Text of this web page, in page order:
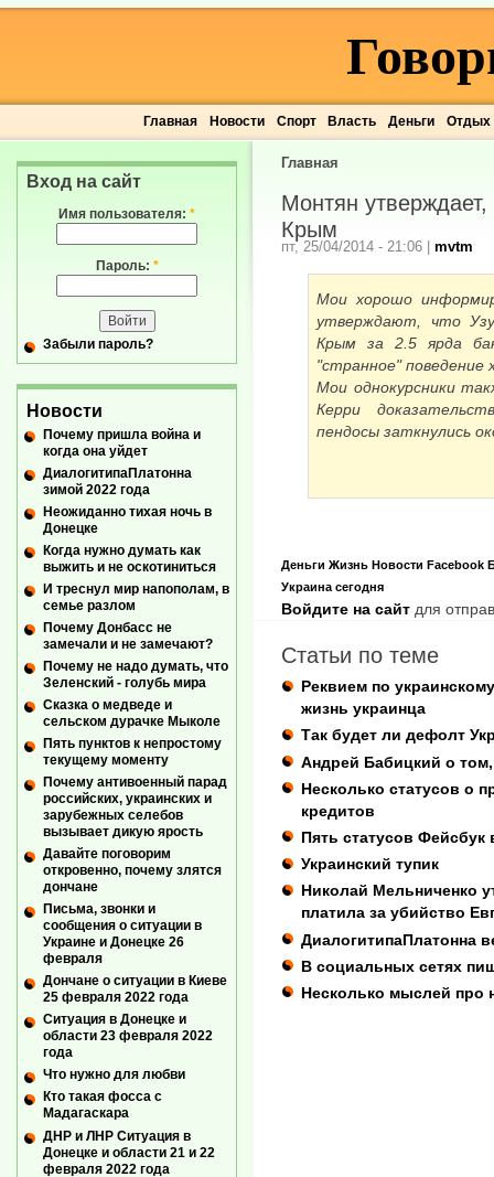
Главная Новости Спорт Власть Деньги Отдых
Главная
Монтян
Крым
пт, 25/04/2014 - 21:06 | mvtm
Мои хорошо
утверждают, что
Крым за 2.5 ярда
"странное" поведение
Мои однокурсники
Керри
пендосы заткнулись
Деньги Жизнь Новости Facebook
Украина сегодня
Войдите на сайт для
Статьи по теме
Реквием по
жизнь украинца
Так будет ли дефолт
Андрей Бабицкий о
Несколько статусов о
кредитов
Пять статусов Фейсбук
Украинский тупик
Николай Мельниченко
платила за убийство
ДиалогитипаПлатонна
В социальных сетях
Несколько мыслей про
Вход на сайт
Имя пользователя: *
Пароль: *
Забыли пароль?
Новости
Почему пришла война и
когда она уйдет
ДиалогитипаПлатонна
зимой 2022 года
Неожиданно тихая ночь в
Донецке
Когда нужно думать как
выжить и не оскотиниться
И треснул мир напополам, в
семье разлом
Почему Донбасс не
замечали и не замечают?
Почему не надо думать, что
Зеленский - голубь мира
Сказка о медведе и
сельском дурачке Мыколе
Пять пунктов к непростому
текущему моменту
Почему антивоенный парад
российских, украинских и
зарубежных селебов
вызывает дикую ярость
Давайте поговорим
откровенно, почему злятся
дончане
Письма, звонки и
сообщения о ситуации в
Украине и Донецке 26
февраля
Дончане о ситуации в Киеве
25 февраля 2022 года
Ситуация в Донецке и
области 23 февраля 2022
года
Что нужно для любви
Кто такая фосса с
Мадагаскара
ДНР и ЛНР Ситуация в
Донецке и области 21 и 22
февраля 2022 года